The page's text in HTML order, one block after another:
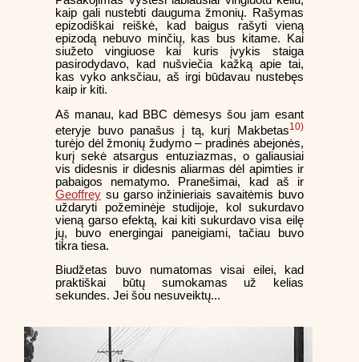
kaip gali nustebti dauguma žmonių. Rašymas
epizodiškai reiškė, kad baigus rašyti vieną
epizodą nebuvo minčių, kas bus kitame. Kai
siužeto vingiuose kai kuris įvykis staiga
pasirodydavo, kad nušviečia kažką apie tai,
kas vyko anksčiau, aš irgi būdavau nustebęs
kaip ir kiti.
Aš manau, kad BBC dėmesys šou jam esant
eteryje buvo panašus į tą, kurį Makbetas10)
turėjo dėl žmonių žudymo – pradinės abejonės,
kurį sekė atsargus entuziazmas, o galiausiai
vis didesnis ir didesnis aliarmas dėl apimties ir
pabaigos nematymo. Pranešimai, kad aš ir
Geoffrey su garso inžinieriais savaitėmis buvo
uždaryti požeminėje studijoje, kol sukurdavo
vieną garso efektą, kai kiti sukurdavo visa eilę
jų, buvo energingai paneigiami, tačiau buvo
tikra tiesa.
Biudžetas buvo numatomas visai eilei, kad
praktiškai būtų sumokamas už kelias
sekundes. Jei šou nesuveiktų...